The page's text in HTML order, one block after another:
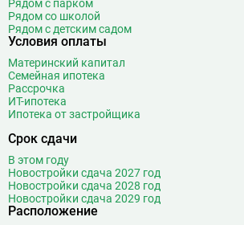
Рядом с парком
Рядом со школой
Рядом с детским садом
Условия оплаты
Материнский капитал
Семейная ипотека
Рассрочка
ИТ-ипотека
Ипотека от застройщика
Срок сдачи
В этом году
Новостройки сдача 2027 год
Новостройки сдача 2028 год
Новостройки сдача 2029 год
Расположение